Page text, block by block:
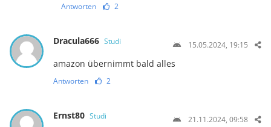
Antworten 2
Dracula666 Studi 15.05.2024, 19:15
amazon übernimmt bald alles
Antworten 2
Ernst80 Studi 21.11.2024, 09:58